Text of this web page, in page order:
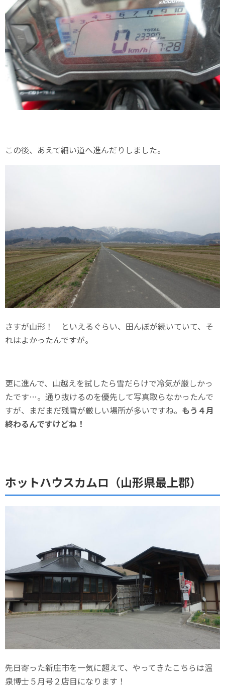
この後、あえて細い道へ進んだりしました。
さすが山形！ といえるぐらい、田んぼが続いていて、そ
れはよかったんですが。
更に進んで、山越えを試したら雪だらけで冷気が厳しかっ
たです…。通り抜けるのを優先して写真取らなかったんで
すが、まだまだ残雪が厳しい場所が多いですね。 もう４月
終わるんですけどね！
ホットハウスカムロ（山形県最上郡）
先日寄った新庄市を一気に超えて、やってきたこちらは温
泉博士５月号２店目になります！